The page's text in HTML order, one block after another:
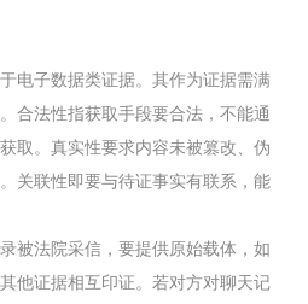
电子数据类证据。其作为证据需满
合法性指获取手段要合法，不能通
取。真实性要求内容未被篡改、伪
关联性即要与待证事实有联系，能
被法院采信，要提供原始载体，如
他证据相互印证。若对方对聊天记